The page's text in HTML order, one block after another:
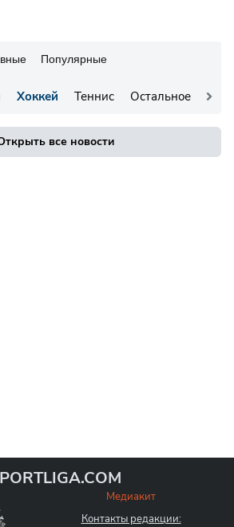
Популярные
Хоккей Теннис Остальное
все новости
Медиакит
Контакты редакции: